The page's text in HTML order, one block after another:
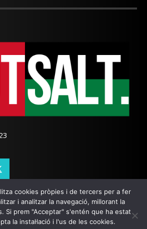
AVÍS LEGAL GALETES
I PÀGINES WEB GIRONA ZOOOMWEB
cookies pròpies i de tercers per a fer
i analitzar la navegació, millorant la
Si prem "Acceptar" s'entén que ha estat
la instal·lació i l'us de les cookies.